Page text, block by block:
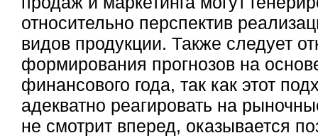
относительно перспектив
видов продукции. Также следует
формирования прогнозов на
финансового года, так как этот
адекватно реагировать на
не смотрит вперед, оказывается